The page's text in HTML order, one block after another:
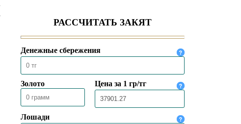
03.10.2023 47556
ЗНАЧИМОСТЬ «МАУЛИДА»
ДЛЯ МУСУЛЬМАНСКОГО
ОБЩЕСТВА
21.09.2023